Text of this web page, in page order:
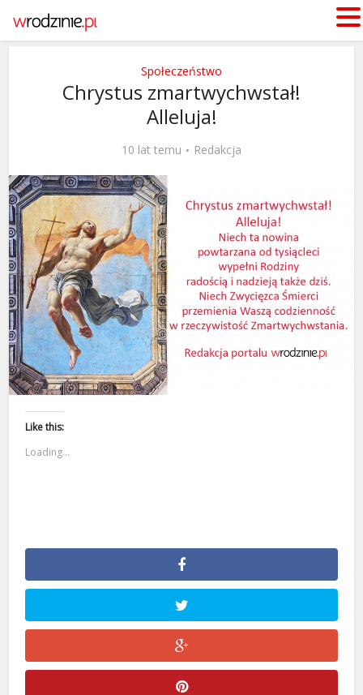
Społeczeństwo
Chrystus zmartwychwstał!
Alleluja!
10 lat temu Redakcja
Like this:
Loading...